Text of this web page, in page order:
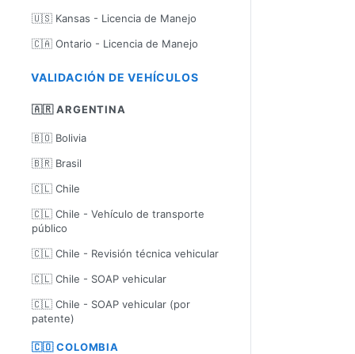
🇺🇸 Kansas - Licencia de Manejo
🇨🇦 Ontario - Licencia de Manejo
VALIDACIÓN DE VEHÍCULOS
🇦🇷 ARGENTINA
🇧🇴 Bolivia
🇧🇷 Brasil
🇨🇱 Chile
🇨🇱 Chile - Vehículo de transporte
público
🇨🇱 Chile - Revisión técnica vehicular
🇨🇱 Chile - SOAP vehicular
🇨🇱 Chile - SOAP vehicular (por
patente)
🇨🇴 COLOMBIA